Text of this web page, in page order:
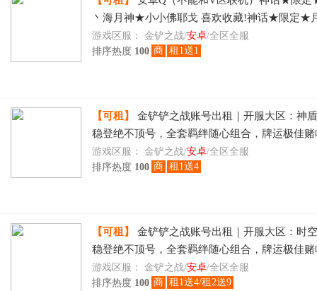
丶海月神★小小佛耶戈 喜欢收藏!神话★限定★
月神★小小佛耶戈 喜欢收藏!神话★限定★月华
★小
游戏区服： 金铲之战/安卓/全区全服
排序热度 100 商 租1送1
【可租】
金铲铲之战账号出租｜开服大区：神
稳登绝不顶号，全套羁绊随心组合，牌运极佳
租日租物美价廉速玩
游戏区服： 金铲之战/安卓/全区全服
排序热度 100 商 租1送4
【可租】
金铲铲之战账号出租｜开服大区：时
稳登绝不顶号，全套羁绊随心组合，牌运极佳
租日租物美价廉速玩
游戏区服： 金铲之战/安卓/全区全服
排序热度 100 商 租1送4/租2送9